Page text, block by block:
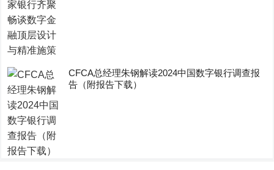
CFCA总经理朱钢解读2024中国数字银行调查报
告（附报告下载）